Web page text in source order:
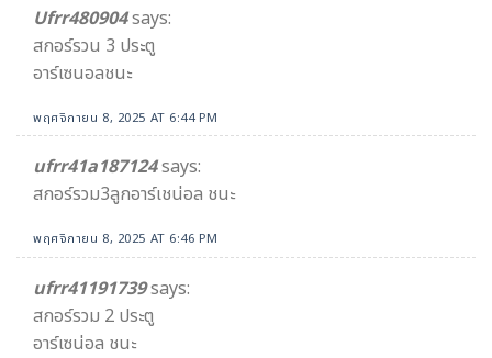
Ufrr480904says:
สกอร์รวน 3 ประตู
อาร์เซนอลชนะ
พฤศจิกายน 8, 2025 AT 6:44 PM
ufrr41a187124says:
สกอร์รวม3ลูกอาร์เชน่อล ชนะ
พฤศจิกายน 8, 2025 AT 6:46 PM
ufrr41191739says:
สกอร์รวม 2 ประตู
อาร์เซน่อล ชนะ